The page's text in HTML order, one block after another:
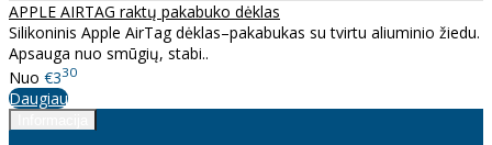
APPLE AIRTAG raktų pakabuko dėklas
Silikoninis Apple AirTag dėklas–pakabukas su tvirtu aliuminio žiedu.
Apsauga nuo smūgių, stabi..
Nuo €330
Daugiau